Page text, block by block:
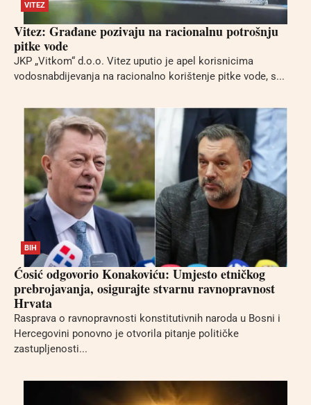
VITEZ
Vitez: Građane pozivaju na racionalnu potrošnju
pitke vode
JKP „Vitkom“ d.o.o. Vitez uputio je apel korisnicima
vodosnabdijevanja na racionalno korištenje pitke vode, s...
BIH
Ćosić odgovorio Konakoviću: Umjesto etničkog
prebrojavanja, osigurajte stvarnu ravnopravnost
Hrvata
Rasprava o ravnopravnosti konstitutivnih naroda u Bosni i
Hercegovini ponovno je otvorila pitanje političke
zastupljenosti...